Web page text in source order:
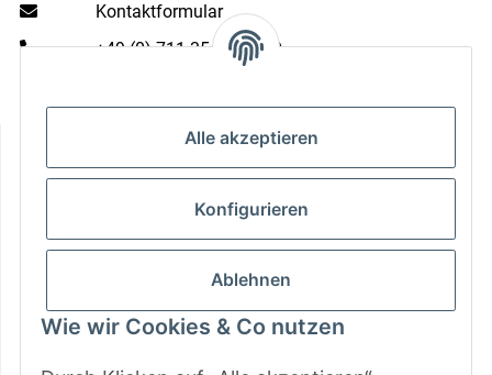
Alle akzeptieren
Konfigurieren
Ablehnen
Wie wir Cookies & Co nutzen
Kontaktformular
+49 (0) 711 35 13 16 00
Fr: 9 - 13 & 14 - 15.00 Uhr
Gesetzliche Informationen